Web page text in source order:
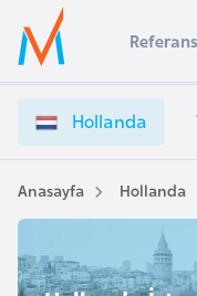
Ülke Seçimi
Başvuru yapmak istediğiniz
Üye
Girişi
o
l
a
n
d
V
Hollanda
Anasayfa Hollanda
s
t
r
a
A